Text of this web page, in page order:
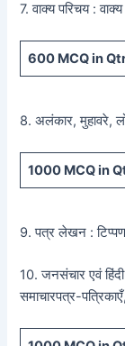
7. वाक्य परिचय :
600 MCQ in
8. अलंकार, मुहावरे,
1000 MCQin
9. पत्र लेखन : टिप्पण,
10. जनसंचार एवं
समाचारपत्र-